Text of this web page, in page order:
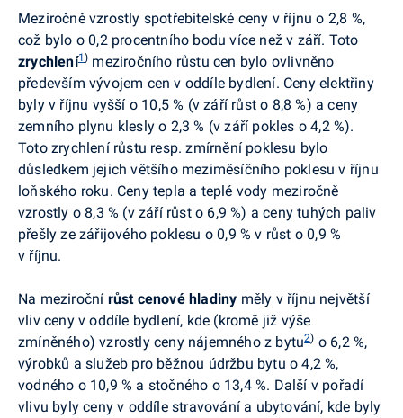
Meziročně vzrostly spotřebitelské ceny v říjnu o 2,8 %,
což bylo o 0,2 procentního bodu více než v září. Toto
zrychlení1) meziročního růstu cen bylo ovlivněno
především vývojem cen v oddíle bydlení. Ceny elektřiny
byly v říjnu vyšší o 10,5 % (v září růst o 8,8 %) a ceny
zemního plynu klesly o 2,3 % (v září pokles o 4,2 %).
Toto zrychlení růstu resp. zmírnění poklesu bylo
důsledkem jejich většího meziměsíčního poklesu v říjnu
loňského roku. Ceny tepla a teplé vody meziročně
vzrostly o 8,3 % (v září růst o 6,9 %) a ceny tuhých paliv
přešly ze zářijového poklesu o 0,9 % v růst o 0,9 %
v říjnu.
Na meziroční růst cenové hladiny měly v říjnu největší
vliv ceny v oddíle bydlení, kde (kromě již výše
zmíněného) vzrostly ceny nájemného z bytu2) o 6,2 %,
výrobků a služeb pro běžnou údržbu bytu o 4,2 %,
vodného o 10,9 % a stočného o 13,4 %. Další v pořadí
vlivu byly ceny v oddíle stravování a ubytování, kde byly